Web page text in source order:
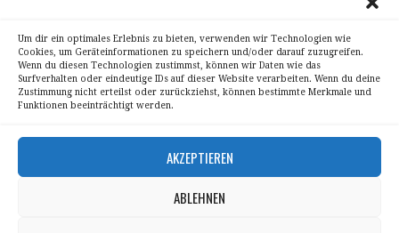
Um dir ein optimales Erlebnis zu bieten, verwenden wir Technologien wie
Cookies, um Geräteinformationen zu speichern und/oder darauf zuzugreifen.
Wenn du diesen Technologien zustimmst, können wir Daten wie das
Surfverhalten oder eindeutige IDs auf dieser Website verarbeiten. Wenn du deine
Zustimmung nicht erteilst oder zurückziehst, können bestimmte Merkmale und
Funktionen beeinträchtigt werden.
AKZEPTIEREN
ABLEHNEN
Kontakt
Alle Bilder unterliegen dem Urheberrecht von
All pictures © 2008 – 2026 by